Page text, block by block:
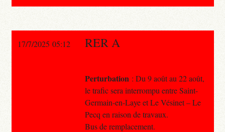
17/7/2025 05:12 RER A
Perturbation : Du 9 août au 22 août,
le trafic sera interrompu entre Saint-
Germain-en-Laye et Le Vésinet – Le
Pecq en raison de travaux.
Bus de remplacement.